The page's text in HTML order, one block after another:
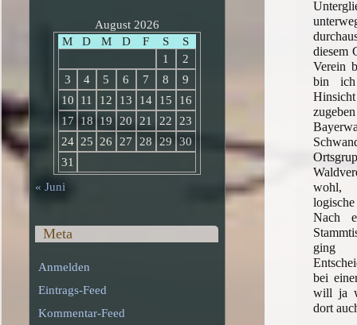
diesem
Verein
bin
wohl,
Nach
bei
will ja
dort
August 2026
M
D M D F S
S
1
2
3
4 5 6 7 8
9
10
11 12 13 14 15
16
17
18 19 20 21 22
23
24 25 26 27 28 29
30
31
« Juni
Meta
Anmelden
Eintrags-Feed
Kommentar-Feed